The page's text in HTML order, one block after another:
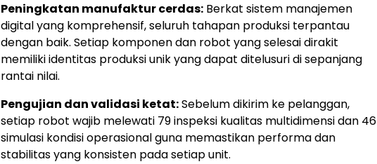
Peningkatan manufaktur cerdas: Berkat sistem manajemen
digital yang komprehensif, seluruh tahapan produksi terpantau
dengan baik. Setiap komponen dan robot yang selesai dirakit
memiliki identitas produksi unik yang dapat ditelusuri di sepanjang
rantai nilai.
Pengujian dan validasi ketat:Sebelum dikirim ke pelanggan,
setiap robot wajib melewati 79 inspeksi kualitas multidimensi dan 46
simulasi kondisi operasional guna memastikan performa dan
stabilitas yang konsisten pada setiap unit.